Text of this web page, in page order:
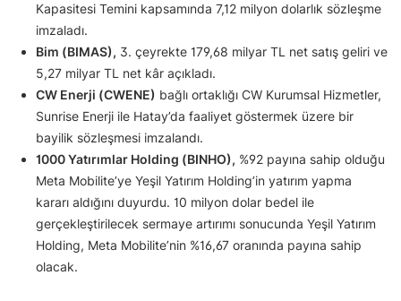
Kapasitesi Temini kapsamında 7,12 milyon dolarlık sözleşme
imzaladı.
Bim (BIMAS), 3. çeyrekte 179,68 milyar TL net satış geliri ve
5,27 milyar TL net kâr açıkladı.
CW Enerji (CWENE) bağlı ortaklığı CW Kurumsal Hizmetler,
Sunrise Enerji ile Hatay’da faaliyet göstermek üzere bir
bayilik sözleşmesi imzalandı.
1000 Yatırımlar Holding (BINHO), %92 payına sahip olduğu
Meta Mobilite’ye Yeşil Yatırım Holding’in yatırım yapma
kararı aldığını duyurdu. 10 milyon dolar bedel ile
gerçekleştirilecek sermaye artırımı sonucunda Yeşil Yatırım
Holding, Meta Mobilite’nin %16,67 oranında payına sahip
olacak.